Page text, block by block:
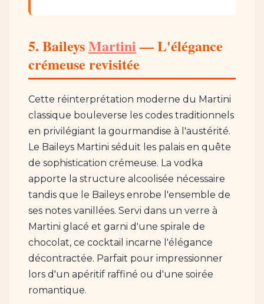
5. BaileysMartini — L'élégance
crémeuse revisitée
Cette réinterprétation moderne du Martini
classique bouleverse les codes traditionnels
en privilégiant la gourmandise à l'austérité.
Le Baileys Martini séduit les palais en quête
de sophistication crémeuse. La vodka
apporte la structure alcoolisée nécessaire
tandis que le Baileys enrobe l'ensemble de
ses notes vanillées. Servi dans un verre à
Martini glacé et garni d'une spirale de
chocolat, ce cocktail incarne l'élégance
décontractée. Parfait pour impressionner
lors d'un apéritif raffiné ou d'une soirée
romantique.